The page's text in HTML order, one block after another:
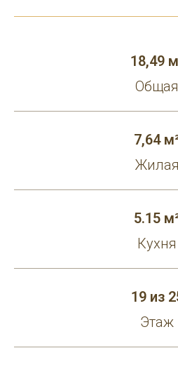
18,49
Общая
7,64
Жилая
5.15
Кухня
19 из
Этаж